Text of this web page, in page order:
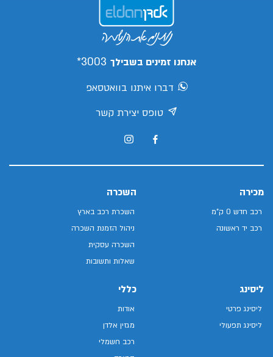
אנחנו זמינים בשבילך 3003*
דברו איתנו בוואטסאפ
טופס יצירת קשר
מכירה
רכב חדש 0 ק"מ
רכב יד ראשונה
השכרה
השכרת רכב בארץ
ניהול הזמנת השכרה
השכרה עסקית
שאלות ותשובות
ליסינג
ליסינג פרטי
ליסינג תפעולי
כללי
אודות
מגזין אלדן
רכב חשמלי